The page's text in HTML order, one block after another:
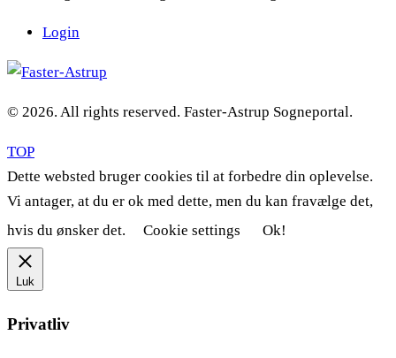
Login
© 2026. All rights reserved. Faster-Astrup Sogneportal.
TOP
Dette websted bruger cookies til at forbedre din oplevelse.
Vi antager, at du er ok med dette, men du kan fravælge det,
hvis du ønsker det.
Cookie settings Ok!
Luk
Privatliv